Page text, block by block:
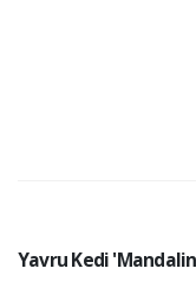
Yavru Kedi